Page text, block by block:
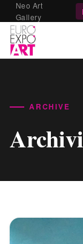
Neo Art
Gallery
ARCHIVE